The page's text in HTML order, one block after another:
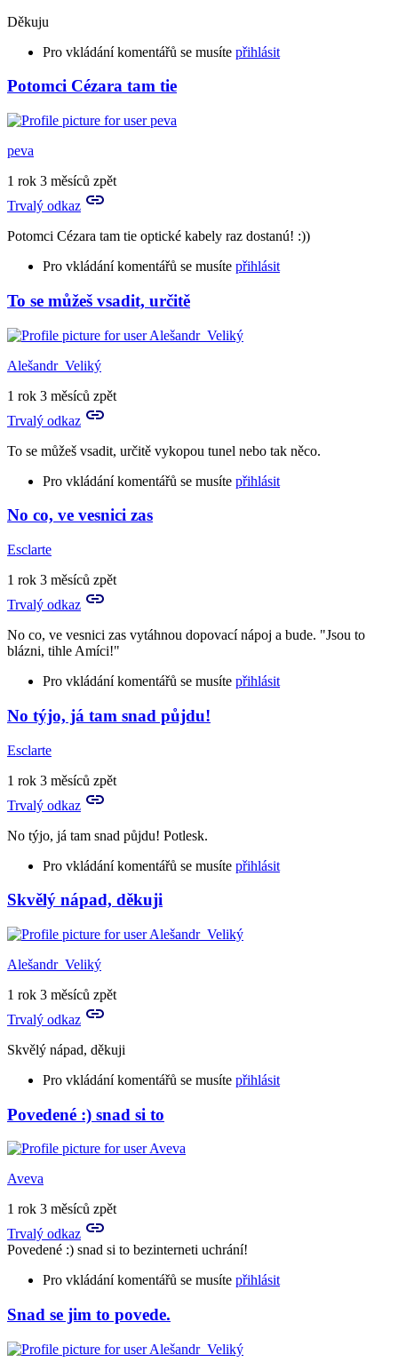
Děkuju
Pro vkládání komentářů se musíte přihlásit
In
reply
to
by
Anemonis
Potomci Cézara tam tie
peva
1 rok 3 měsíců zpět
Trvalý odkaz
Potomci Cézara tam tie optické kabely raz dostanú! :))
Pro vkládání komentářů se musíte přihlásit
To se můžeš vsadit, určitě
Alešandr_Veliký
1 rok 3 měsíců zpět
Trvalý odkaz
To se můžeš vsadit, určitě vykopou tunel nebo tak něco.
Pro vkládání komentářů se musíte přihlásit
In
reply
to
Potomci
Cézara
tam
by
peva
No co, ve vesnici zas
Esclarte
1 rok 3 měsíců zpět
Trvalý odkaz
No co, ve vesnici zas vytáhnou dopovací nápoj a bude. "Jsou to
blázni, tihle Amíci!"
Pro vkládání komentářů se musíte přihlásit
In
to
To
se
můžeš
určitě
Alešandr_Veliký
No týjo, já tam snad půjdu!
Esclarte
1 rok 3 měsíců zpět
Trvalý odkaz
No týjo, já tam snad půjdu! Potlesk.
Pro vkládání komentářů se musíte přihlásit
Skvělý nápad, děkuji
Alešandr_Veliký
1 rok 3 měsíců zpět
Trvalý odkaz
Skvělý nápad, děkuji
Pro vkládání komentářů se musíte přihlásit
In
reply
to
No
týjo,
já
snad
půjdu!
Esclarte
Povedené :) snad si to
Aveva
1 rok 3 měsíců zpět
Trvalý odkaz
Povedené :) snad si to bezinterneti uchrání!
Pro vkládání komentářů se musíte přihlásit
Snad se jim to povede.